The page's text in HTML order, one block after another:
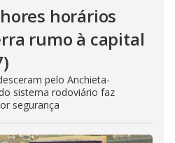
horários
rumo à capital
pelo Anchieta-
sistema rodoviário faz
segurança